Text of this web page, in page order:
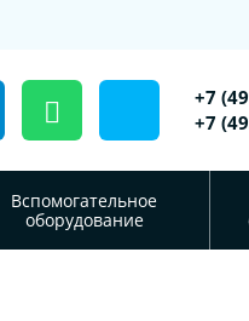
+7
+7
Вспомогательное
оборудование